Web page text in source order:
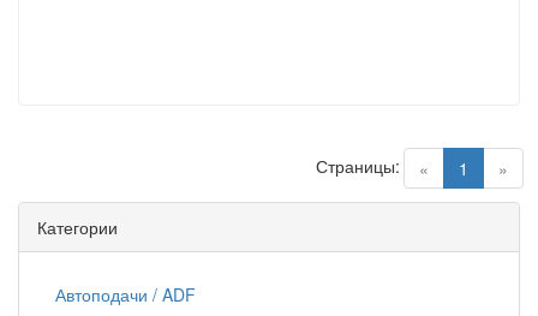
« 1 (current)
»
Страницы:
Категории
Автоподачи / ADF